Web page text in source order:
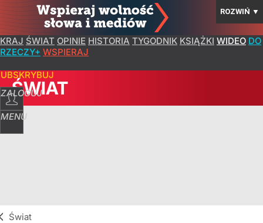
ROZWIŃ ▼
KRAJ ŚWIAT OPINIE HISTORIA TYGODNIK KSIĄŻKI WIDEO DO
RZECZY+ WSPIERAJ
ZALOGUJ
MENU
ŚWIAT
Świat